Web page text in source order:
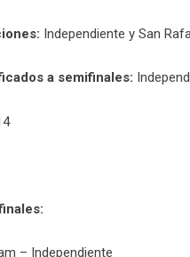
Independiente y San
a semifinales:
– Independiente